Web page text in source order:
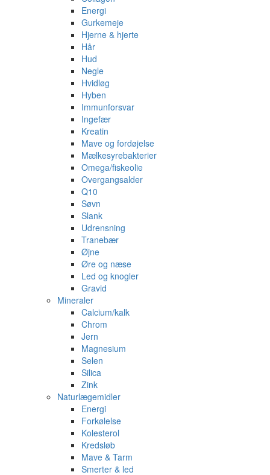
Energi
Gurkemeje
Hjerne & hjerte
Hår
Hud
Negle
Hvidløg
Hyben
Immunforsvar
Ingefær
Kreatin
Mave og fordøjelse
Mælkesyrebakterier
Omega/fiskeolie
Overgangsalder
Q10
Søvn
Slank
Udrensning
Tranebær
Øjne
Øre og næse
Led og knogler
Gravid
Mineraler
Calcium/kalk
Chrom
Jern
Magnesium
Selen
Silica
Zink
Naturlægemidler
Energi
Forkølelse
Kolesterol
Kredsløb
Mave & Tarm
Smerter & led